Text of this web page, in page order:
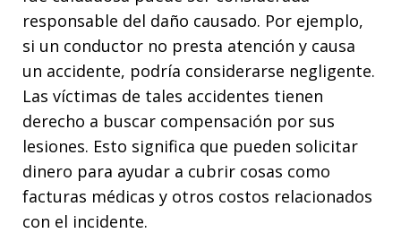
responsable del daño causado. Por ejemplo,
si un conductor no presta atención y causa
un accidente, podría considerarse negligente.
Las víctimas de tales accidentes tienen
derecho a buscar compensación por sus
lesiones. Esto significa que pueden solicitar
dinero para ayudar a cubrir cosas como
facturas médicas y otros costos relacionados
con el incidente.